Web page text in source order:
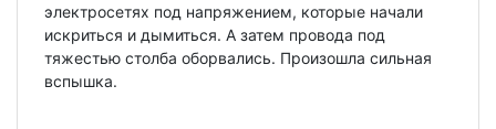
электросетях под напряжением, которые начали
искриться и дымиться. А затем провода под
тяжестью столба оборвались. Произошла сильная
вспышка.